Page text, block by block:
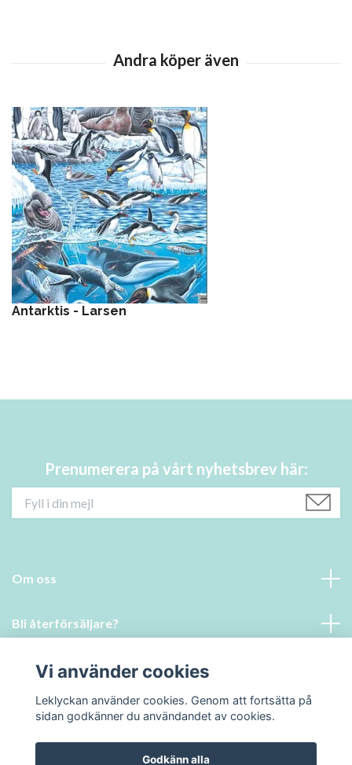
Antarktis - Larsen
Prenumerera på vårt nyhetsbrev här:
Om oss
Bli återförsäljare?
Läs mer
Sociala medier
Vi använder cookies
Leklyckan använder cookies. Genom att fortsätta på
sidan godkänner du användandet av cookies.
Godkänn alla